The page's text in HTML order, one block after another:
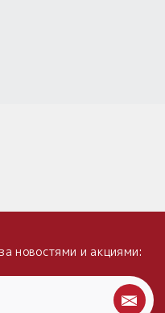
новостями и акциями: